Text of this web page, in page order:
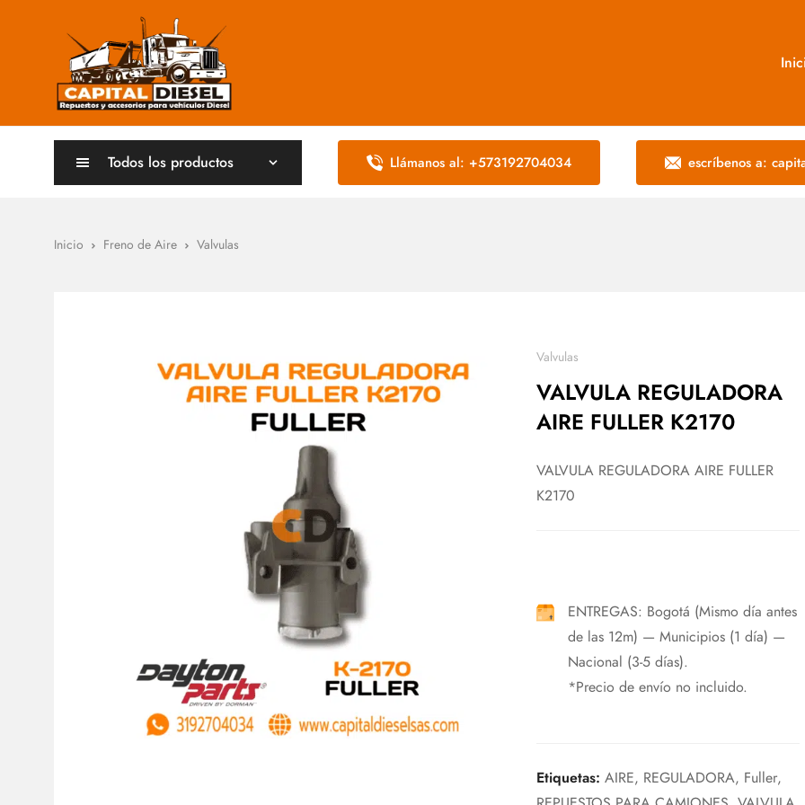
Todos los productos Llámanos al: +573192704034 escríbenos a:
Inicio Freno de Aire Valvulas
Valvulas
VALVULA REGULADORA
AIRE FULLER K2170
VALVULA REGULADORA AIRE FULLER
K2170
ENTREGAS: Bogotá (Mismo día antes
de las 12m) — Municipios (1 día) —
Nacional (3-5 días).
*Precio de envío no incluido.
Etiquetas: AIRE, REGULADORA, Fuller,